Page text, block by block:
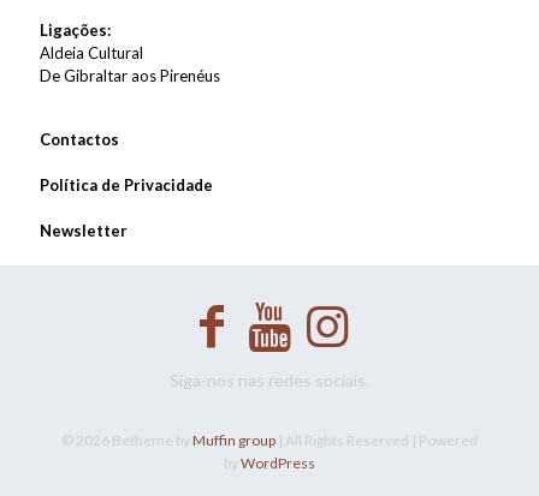
Ligações:
Aldeia Cultural
De Gibraltar aos Pirenéus
Contactos
Política de Privacidade
Newsletter
Siga-nos nas redes sociais.
© 2026 Betheme byMuffin group | All Rights Reserved | Powered
byWordPress